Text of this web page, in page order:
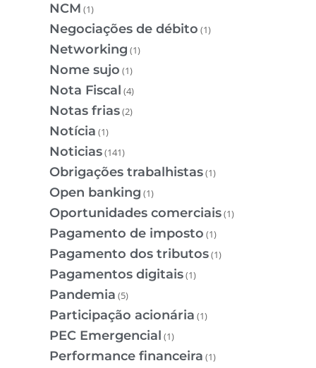
NCM (1)
Negociações de débito (1)
Networking (1)
Nome sujo (1)
Nota Fiscal (4)
Notas frias(2)
Notícia (1)
Noticias(141)
Obrigações trabalhistas(1)
Open banking (1)
Oportunidades comerciais(1)
Pagamento de imposto (1)
Pagamento dos tributos(1)
Pagamentos digitais(1)
Pandemia (5)
Participação acionária (1)
PEC Emergencial (1)
Performance financeira (1)